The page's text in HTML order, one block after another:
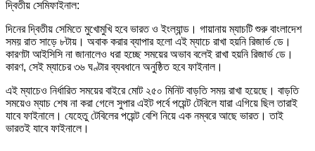
দ্বিতীয় সেমিফাইনাল:
দিনের দ্বিতীয় সেমিতে মুখোমুখি হবে ভারত ও ইংল্যান্ড। গায়ানায় ম্যাচটি শুরু বাংলাদেশ
সময় রাত সাড়ে ৮টায়। অবাক করার ব্যাপার হলো এই ম্যাচে রাখা হয়নি রিজার্ভ ডে।
কারণটা আইসিসি না জানালেও ধরা হচ্ছে সময়ের অভাব বলেই রাখা হয়নি রিজার্ভ ডে।
কারণ, সেই ম্যাচের ৩৬ ঘণ্টার ব্যবধানে অনুষ্ঠিত হবে ফাইনাল।
এই ম্যাচেও নির্ধারিত সময়ের বাইরে মোট ২৫০ মিনিট বাড়তি সময় রাখা হয়েছে। বাড়তি
সময়েও ম্যাচ শেষ না করা গেলে সুপার এইট পর্বে পয়েন্ট টেবিলে যারা এগিয়ে ছিল তারাই
যাবে ফাইনালে। যেহেতু টেবিলের পয়েন্ট বেশি নিয়ে এক নম্বরে আছে ভারত। তাই
ভারতই যাবে ফাইনালে।